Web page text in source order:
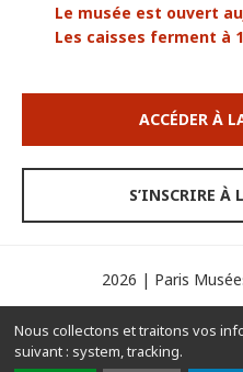
Nous collectons et traitons vos
suivant : system, tracking.
Le musée est ouvert
Les caisses ferment à
ACCÉDER À
S’INSCRIRE À
2026 | Paris
Contacts